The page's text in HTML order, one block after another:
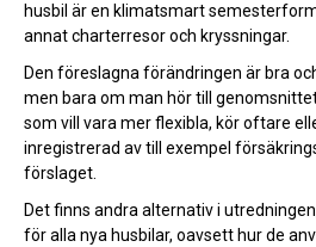
husbil är en klimatsmart
annat charterresor och kryssningar.
Den föreslagna förändringen är bra
men bara om man hör till
som vill vara mer flexibla, kör oftare
inregistrerad av till exempel
förslaget.
Det finns andra alternativ i
för alla nya husbilar, oavsett hur de